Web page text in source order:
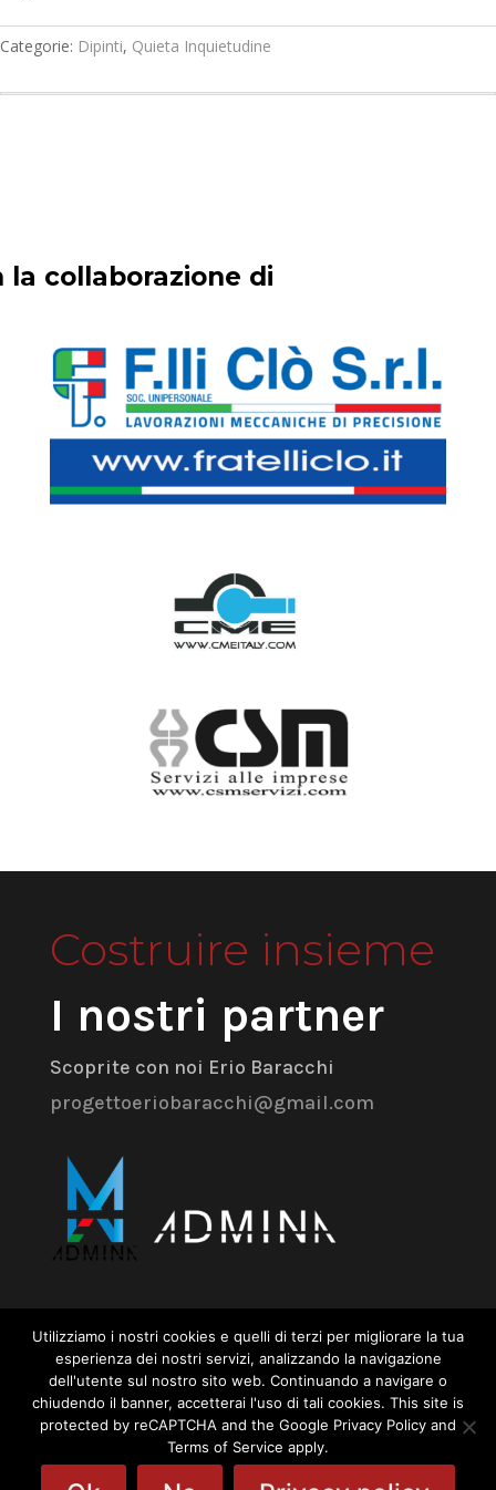
Categorie: Dipinti, Quieta Inquietudine
la collaborazione di
Costruire insieme
I nostri partner
Scoprite con noi Erio Baracchi
progettoeriobaracchi@gmail.com
Admina Srl
Via dell’Industria 18 – 41043 Formigine
(MO)
+39 059 574 504
Utilizziamo i nostri cookies e quelli di terzi per migliorare la tua
esperienza dei nostri servizi, analizzando la navigazione
dell'utente sul nostro sito web. Continuando a navigare o
chiudendo il banner, accetterai l'uso di tali cookies. This site is
protected by reCAPTCHA and the Google Privacy Policy and
Terms of Service apply.